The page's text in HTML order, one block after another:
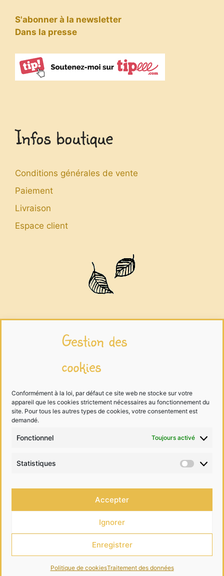
Gestion des
cookies
Conformément à la loi, par défaut ce site web ne stocke sur votre
appareil que les cookies strictement nécessaires au fonctionnement du
site. Pour tous les autres types de cookies, votre consentement est
demandé.
Fonctionnel Toujours activé
Statistiques
Accepter
Ignorer
Enregistrer
Politique de cookiesTraitement des données
S'abonner à la newsletter
Dans la presse
Infos boutique
Conditions générales de vente
Paiement
Livraison
Espace client
Infos légales
Mentions légales
Traitement des données
Cookies
Me contacter
contact@lesdessinsdelalutine.com
•
Construit avecGeneratePress